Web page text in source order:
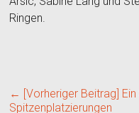
Ringen.
← [Vorheriger Beitrag]
Spitzenplatzierungen